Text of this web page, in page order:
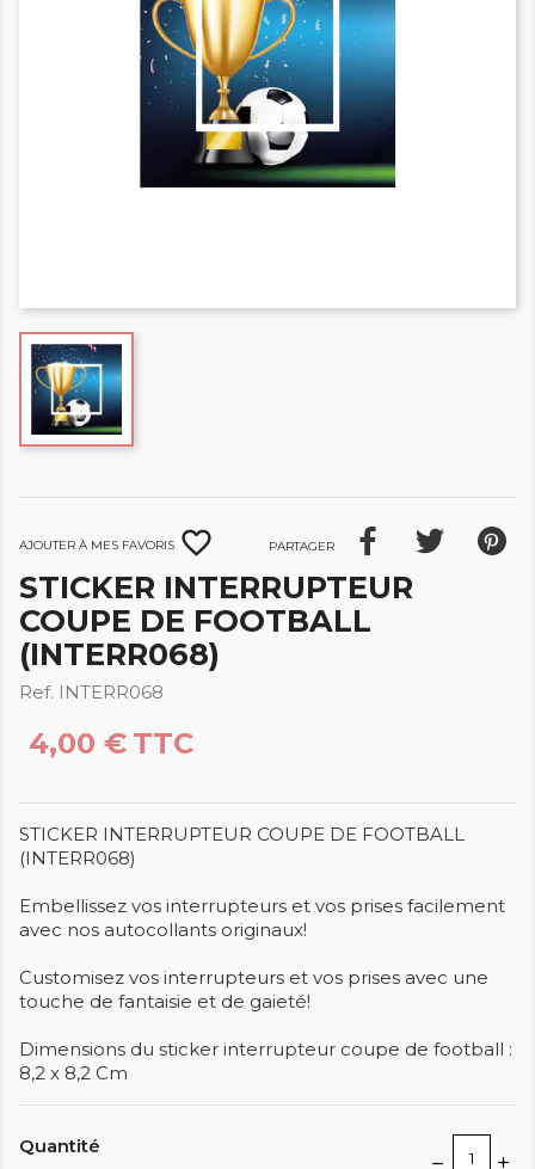
Ajouter à mes favoris favorite_border Partager
STICKER INTERRUPTEUR
COUPE DE FOOTBALL
(INTERR068)
Ref. INTERR068
4,00 € TTC
STICKER INTERRUPTEUR COUPE DE FOOTBALL
(INTERR068)
Embellissez vos interrupteurs et vos prises facilement
avec nos autocollants originaux!
Customisez vos interrupteurs et vos prises avec une
touche de fantaisie et de gaieté!
Dimensions du sticker interrupteur coupe de football :
8,2 x 8,2 Cm
Quantité